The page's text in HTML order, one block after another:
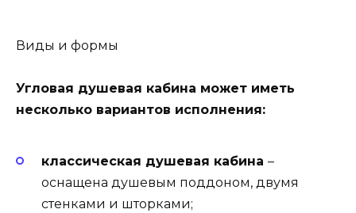
Виды и формы
Угловая душевая кабина может иметь
несколько вариантов исполнения:
классическая душевая кабина –
оснащена душевым поддоном, двумя
стенками и шторками;